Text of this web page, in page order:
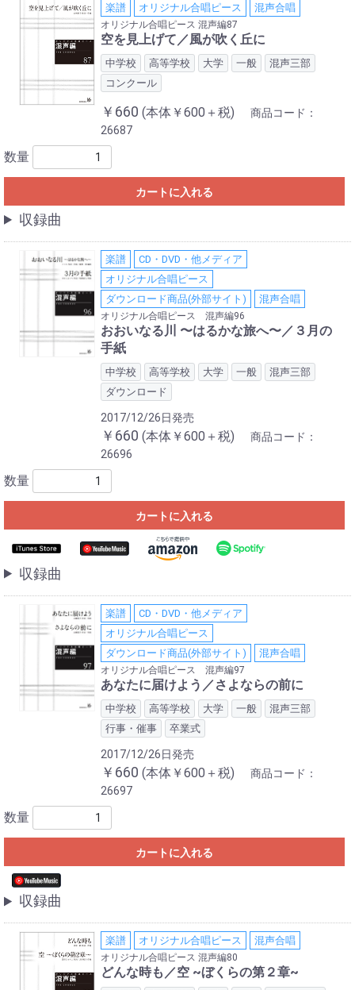
楽譜 オリジナル合唱ピース 混声合唱
オリジナル合唱ピース 混声編87
空を見上げて／風が吹く丘に
中学校 高等学校 大学 一般
混声三部
コンクール
￥660 (本体￥600＋税)
商品コード：
26687
数量
カートに入れる
収録曲
楽譜
CD・DVD・他メディア
オリジナル合唱ピース
ダウンロード商品(外部サイト)
混声合唱
オリジナル合唱ピース 混声編96
おおいなる川 〜はるかな旅へ〜／３月の
手紙
中学校 高等学校 大学 一般
混声三部
ダウンロード
2017/12/26日発売
￥660 (本体￥600＋税)
商品コード：
26696
数量
カートに入れる
収録曲
楽譜
CD・DVD・他メディア
オリジナル合唱ピース
ダウンロード商品(外部サイト)
混声合唱
オリジナル合唱ピース 混声編97
あなたに届けよう／さよならの前に
中学校 高等学校 大学 一般
混声三部
行事・催事
卒業式
2017/12/26日発売
￥660 (本体￥600＋税)
商品コード：
26697
数量
カートに入れる
収録曲
楽譜 オリジナル合唱ピース 混声合唱
オリジナル合唱ピース 混声編80
どんな時も／空 ~ぼくらの第２章~